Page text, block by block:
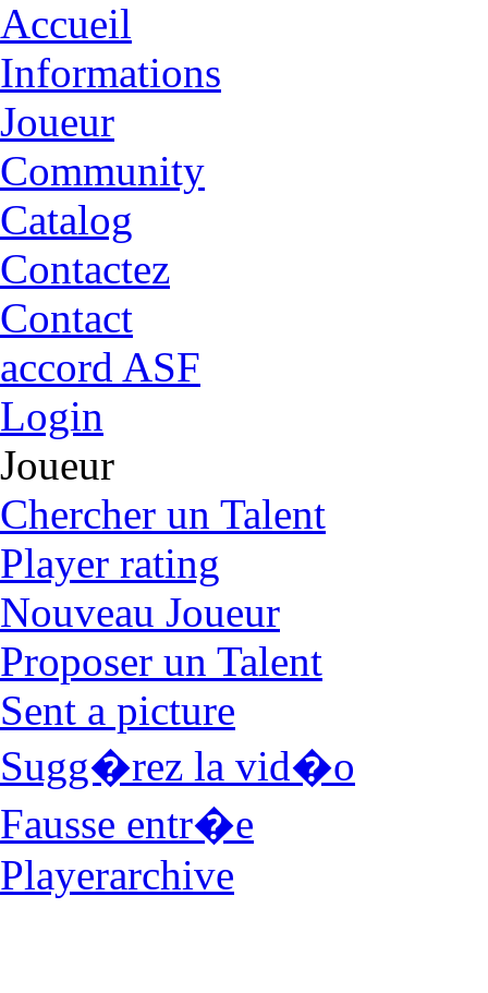
Български
english
nederlands
中文
magyar
türkçe
Accueil
Informations
Joueur
Community
Catalog
Contactez
Contact
accord ASF
Login
Joueur
Chercher un Talent
Player rating